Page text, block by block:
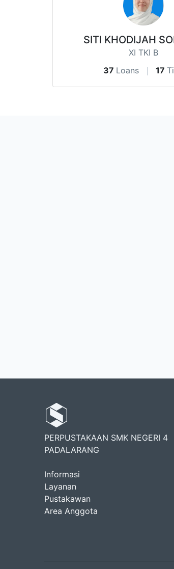
SITI KHODIJAH
XI TKI B
37 Loans 17
PERPUSTAKAAN SMK NEGERI 4
PADALARANG
Informasi
Layanan
Pustakawan
Area Anggota